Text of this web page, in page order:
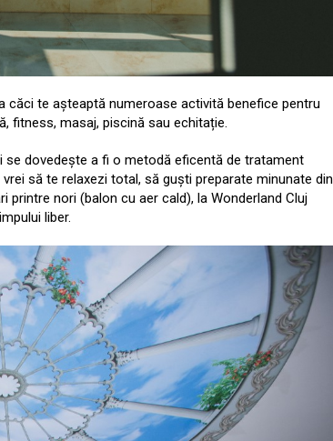
căci te așteaptă numeroase activită benefice pentru
fitness, masaj, piscină sau echitație.
dovedește a fi o metodă eficentă de tratament
să te relaxezi total, să guști preparate minunate din
nori (balon cu aer cald), la Wonderland Cluj
liber.